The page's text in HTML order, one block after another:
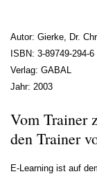
Autor: Gierke, Dr.
ISBN: 3-89749-294-6
Verlag: GABAL
Jahr: 2003
Vom Trainer
den Trainer
E-Learning ist auf